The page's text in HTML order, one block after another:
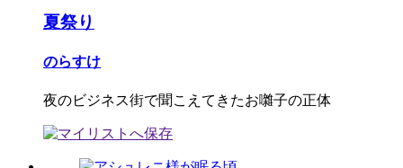
夏祭り
のらすけ
夜のビジネス街で聞こえてきたお囃子の正体